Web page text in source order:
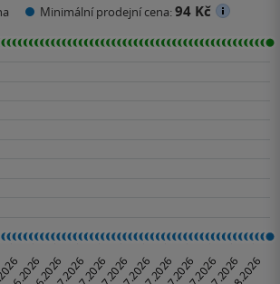
Minimální prodejní cena:94 Kč